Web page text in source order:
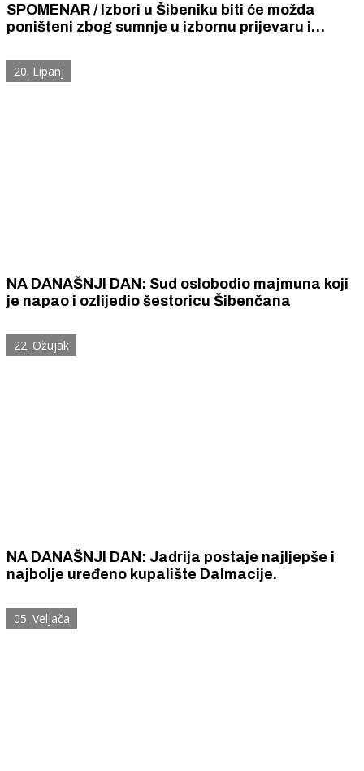
SPOMENAR / Izbori u Šibeniku biti će možda
poništeni zbog sumnje u izbornu prijevaru i
biračke odbore.
20. Lipanj
NA DANAŠNJI DAN: Sud oslobodio majmuna koji
je napao i ozlijedio šestoricu Šibenčana
22. Ožujak
NA DANAŠNJI DAN: Jadrija postaje najljepše i
najbolje uređeno kupalište Dalmacije.
05. Veljača